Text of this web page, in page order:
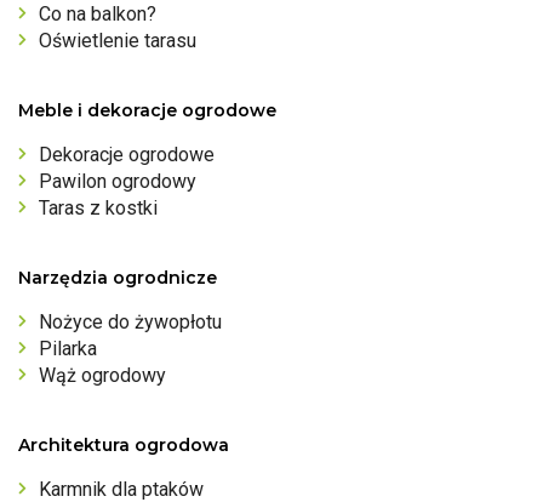
Co na balkon?
Oświetlenie tarasu
Meble i dekoracje ogrodowe
Dekoracje ogrodowe
Pawilon ogrodowy
Taras z kostki
Narzędzia ogrodnicze
Nożyce do żywopłotu
Pilarka
Wąż ogrodowy
Architektura ogrodowa
Karmnik dla ptaków